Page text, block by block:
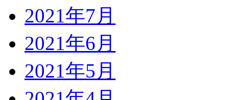
2021年7月
2021年6月
2021年5月